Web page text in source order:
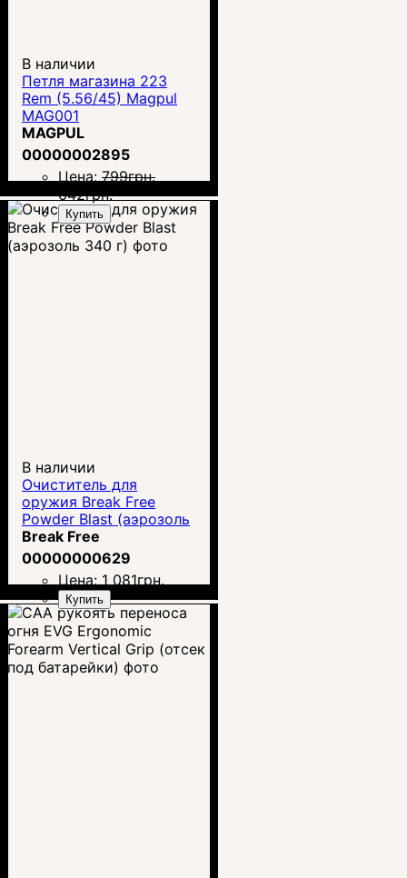
В наличии
Петля магазина 223
Rem (5.56/45) Magpul
MAG001
MAGPUL
00000002895
Цена: 799грн.
642грн.
Купить
В наличии
Очиститель для
оружия Break Free
Powder Blast (аэрозоль
340 г)
Break Free
00000000629
Цена: 1 081грн.
Купить